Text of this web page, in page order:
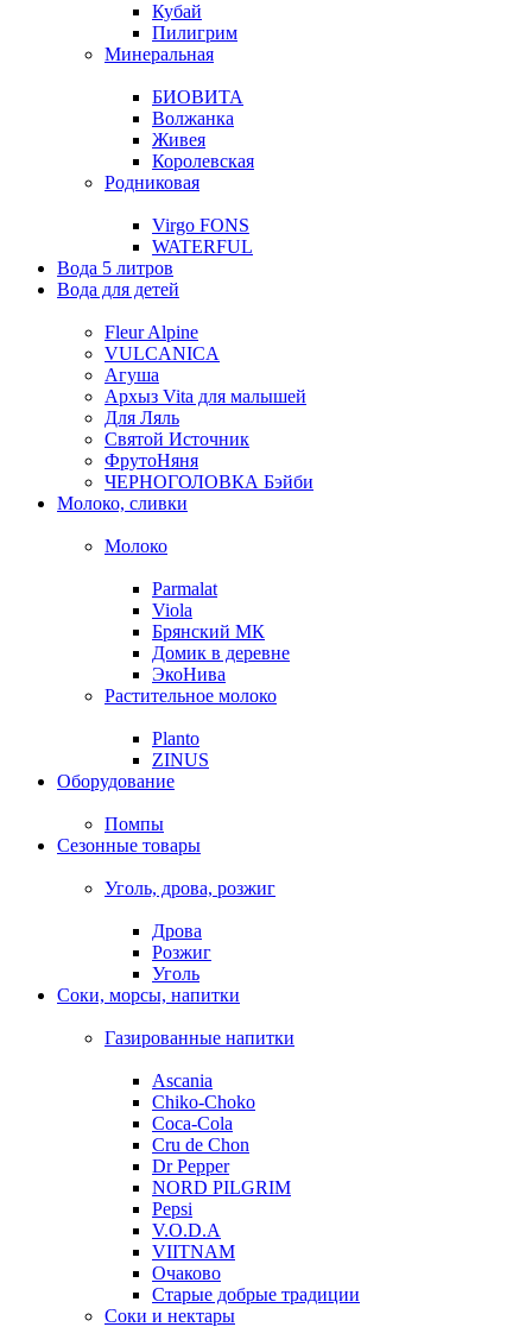
Кубай
Пилигрим
Минеральная
БИОВИТА
Волжанка
Живея
Королевская
Родниковая
Virgo FONS
WATERFUL
Вода 5 литров
Вода для детей
Fleur Alpine
VULCANICA
Агуша
Архыз Vita для малышей
Для Ляль
Святой Источник
ФрутоНяня
ЧЕРНОГОЛОВКА Бэйби
Молоко, сливки
Молоко
Parmalat
Viola
Брянский МК
Домик в деревне
ЭкоНива
Растительное молоко
Planto
ZINUS
Оборудование
Помпы
Сезонные товары
Уголь, дрова, розжиг
Дрова
Розжиг
Уголь
Соки, морсы, напитки
Газированные напитки
Ascania
Chiko-Choko
Coca-Cola
Cru de Chon
Dr Pepper
NORD PILGRIM
Pepsi
V.O.D.A
VIITNAM
Очаково
Старые добрые традиции
Соки и нектары